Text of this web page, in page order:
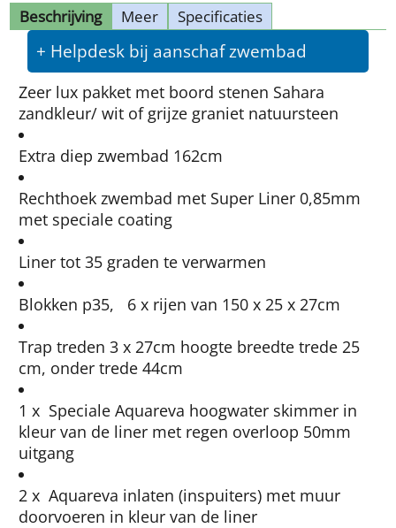
Beschrijving Meer Specificaties
+ Helpdesk bij aanschaf zwembad
Zeer lux pakket met boord stenen Sahara
zandkleur/ wit of grijze graniet natuursteen
Extra diep zwembad 162cm
Rechthoek zwembad met Super Liner 0,85mm
met speciale coating
Liner tot 35 graden te verwarmen
Blokken p35, 6 x rijen van 150 x 25 x 27cm
Trap treden 3 x 27cm hoogte breedte trede 25
cm, onder trede 44cm
1 x Speciale Aquareva hoogwater skimmer in
kleur van de liner met regen overloop 50mm
uitgang
2 x Aquareva inlaten (inspuiters) met muur
doorvoeren in kleur van de liner